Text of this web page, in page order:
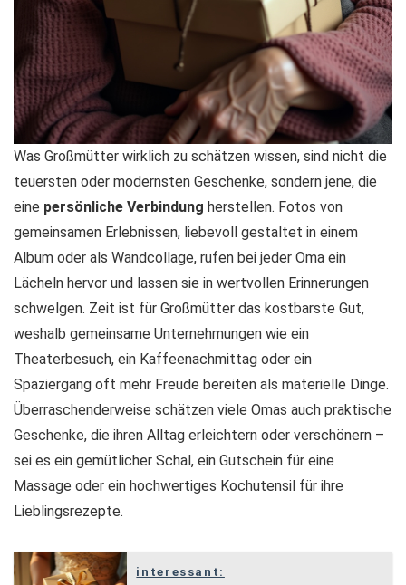
Was Großmütter wirklich zu schätzen wissen, sind nicht die
teuersten oder modernsten Geschenke, sondern jene, die
eine persönliche Verbindung herstellen. Fotos von
gemeinsamen Erlebnissen, liebevoll gestaltet in einem
Album oder als Wandcollage, rufen bei jeder Oma ein
Lächeln hervor und lassen sie in wertvollen Erinnerungen
schwelgen. Zeit ist für Großmütter das kostbarste Gut,
weshalb gemeinsame Unternehmungen wie ein
Theaterbesuch, ein Kaffeenachmittag oder ein
Spaziergang oft mehr Freude bereiten als materielle Dinge.
Überraschenderweise schätzen viele Omas auch praktische
Geschenke, die ihren Alltag erleichtern oder verschönern –
sei es ein gemütlicher Schal, ein Gutschein für eine
Massage oder ein hochwertiges Kochutensil für ihre
Lieblingsrezepte.
interessant: